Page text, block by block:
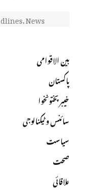
بین الاقوامی
پاکستان
خیبرپختونخوا
سائنس و ٹیکنالوجی
سیاست
صحت
علاقائی